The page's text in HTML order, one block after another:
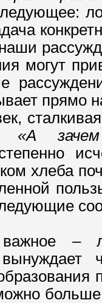
могут
прямо
«А
хлеба
–